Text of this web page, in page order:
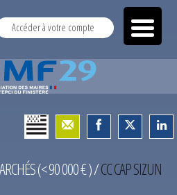
Accéder à votre compte
(< 90 000 € )/CC CAP SIZUN